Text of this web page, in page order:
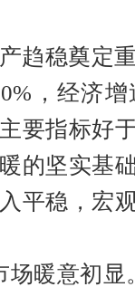
趋稳奠定
，经济
要指标好
的坚实基
平稳，宏
场暖意初